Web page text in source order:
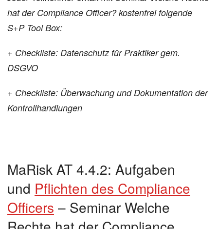
hat der Compliance Officer? kostenfrei folgende
S+P Tool Box:
+ Checkliste: Datenschutz für Praktiker gem.
DSGVO
+ Checkliste: Überwachung und Dokumentation der
Kontrollhandlungen
MaRisk AT 4.4.2: Aufgaben
und Pflichten des Compliance
Officers – Seminar Welche